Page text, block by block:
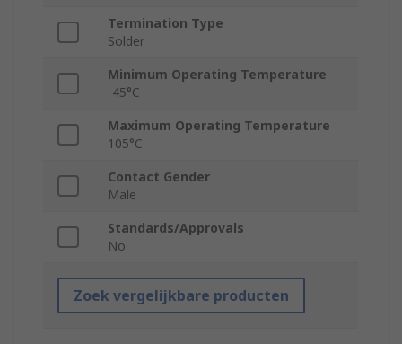
Termination Type
Solder
Minimum Operating Temperature
-45°C
Maximum Operating Temperature
105°C
Contact Gender
Male
Standards/Approvals
No
Zoek vergelijkbare producten